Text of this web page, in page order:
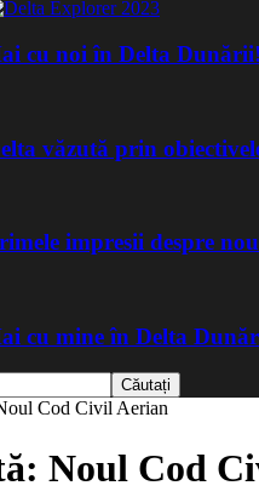
cu noi în Delta
văzută prin
impresii despre
cu mine în Delta
Cod Civil Aerian
Noul Cod